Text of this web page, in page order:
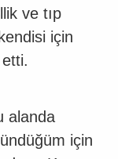
ve tıp
için
alanda
için